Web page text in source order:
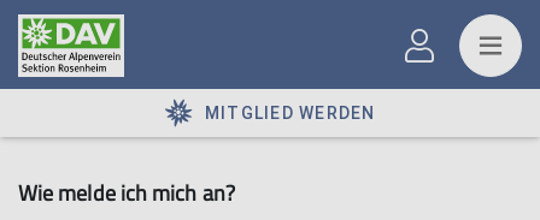
MITGLIED WERDEN
Wie melde ich mich an?